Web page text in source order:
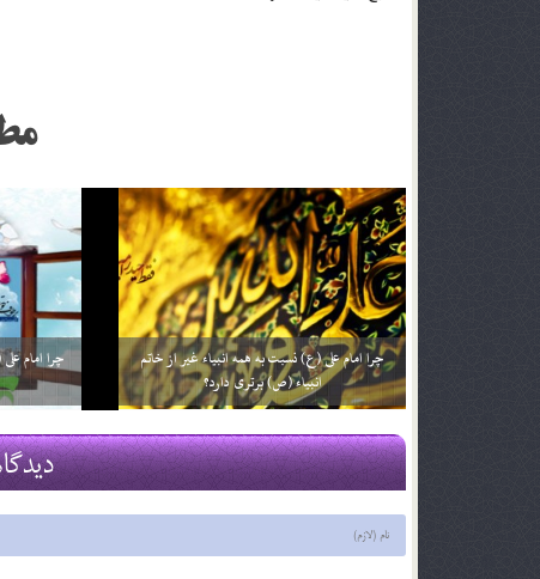
چرا به امام علی (علیه السلام) حیدرکرار می گفتند؟
29 اسفند 03
چرا تولد
29 اسفند 03